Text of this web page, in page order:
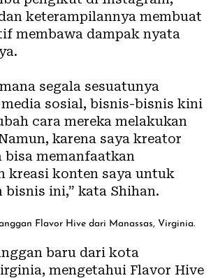
keterampilannya membuat
membawa dampak nyata
segala sesuatunya
sosial, bisnis-bisnis kini
cara mereka melakukan
karena saya kreator
bisa memanfaatkan
kreasi konten saya untuk
bisnis ini,” kata Shihan.
Flavor Hive dari Manassas, Virginia.
baru dari kota
mengetahui Flavor Hive